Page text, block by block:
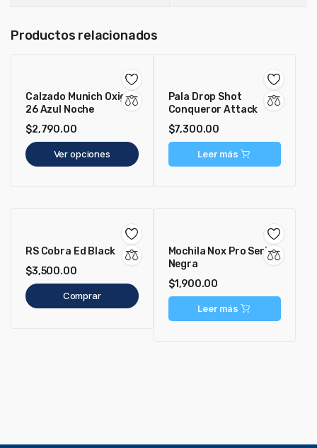
Productos relacionados
Calzado Munich Oxigen
26 Azul Noche
$2,790.00
Ver opciones
Pala Drop Shot
Conqueror Attack
$7,300.00
Leer más
RS Cobra Ed Black
$3,500.00
Comprar
Mochila Nox Pro Series
Negra
$1,900.00
Leer más